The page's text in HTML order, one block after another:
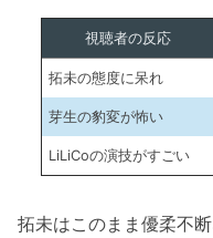
視聴者の反応
拓未の態度に呆れ
芽生の豹変が怖い
LiLiCoの演技がすごい
拓未はこのまま優柔不